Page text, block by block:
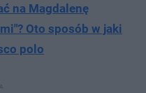
na Magdalenę
Oto sposób w jaki
polo